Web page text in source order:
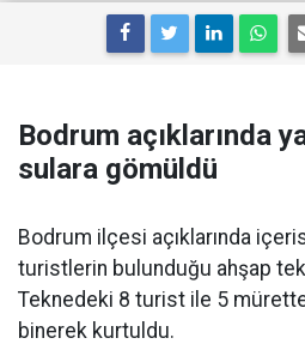
Bodrum açıklarında
sulara gömüldü
Bodrum ilçesi açıklarında
turistlerin bulunduğu ahşap
Teknedeki 8 turist ile 5
binerek kurtuldu.